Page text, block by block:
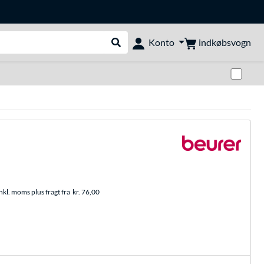
Udfør søgning
Konto indkøbsvogn
moms plus fragt fra kr. 76,00